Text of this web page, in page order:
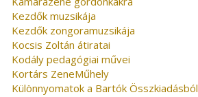
Kezdők muzsikája
Kezdők zongoramuzsikája
Kocsis Zoltán átiratai
Kodály pedagógiai művei
Kortárs ZeneMűhely
Különnyomatok a Bartók Összkiadásból